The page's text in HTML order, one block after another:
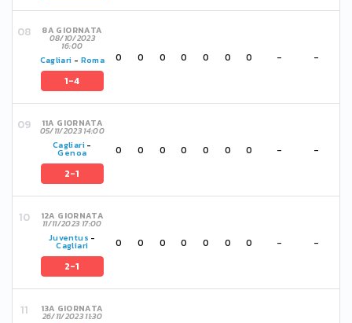
8A GIORNATA
08/10/2023
16:00
Cagliari - Roma
1-4
0 0 0 0 0 0 0 - -
11A GIORNATA
05/11/2023 14:00
Cagliari-
Genoa
2-1
0 0 0 0 0 0 0 - -
12A GIORNATA
11/11/2023 17:00
Juventus -
Cagliari
2-1
0 0 0 0 0 0 0 - -
13A GIORNATA
26/11/2023 11:30